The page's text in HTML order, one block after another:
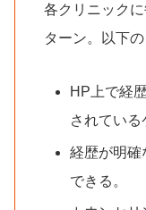
各クリニック
ターン。以下
HP上で経
されてい
経歴が明確
できる。